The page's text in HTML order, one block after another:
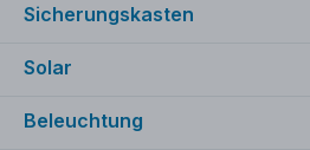
Sicherungskasten
Solar
Beleuchtung